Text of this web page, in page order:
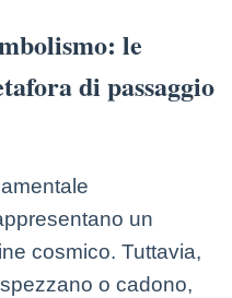
le
di passaggio
un
cosmico. Tuttavia,
o cadono,